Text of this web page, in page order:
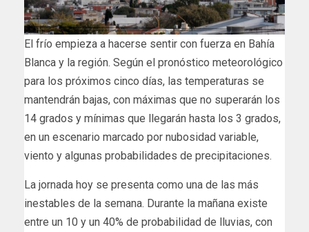
El frío empieza a hacerse sentir con fuerza en Bahía
Blanca y la región. Según el pronóstico meteorológico
para los próximos cinco días, las temperaturas se
mantendrán bajas, con máximas que no superarán los
14 grados y mínimas que llegarán hasta los 3 grados,
en un escenario marcado por nubosidad variable,
viento y algunas probabilidades de precipitaciones.
La jornada hoy se presenta como una de las más
inestables de la semana. Durante la mañana existe
entre un 10 y un 40% de probabilidad de lluvias, con